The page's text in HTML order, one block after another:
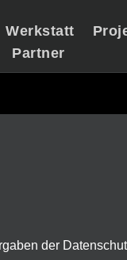
Werkstatt
Partner
der